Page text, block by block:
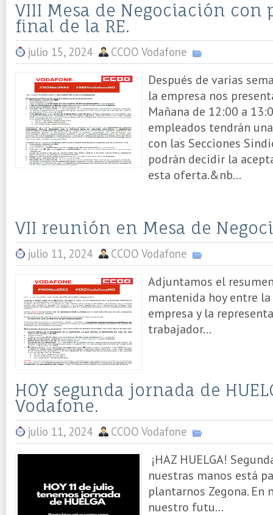
VIII Mesa de Negociación con
final de la RE.
julio 15, 2024 CCOO Vodafone
Después de varias
la empresa nos
Mañana de 12:00 a
empleados tendrán
con las Secciones
podrán decidir la
esta oferta.&nb...
VII reunión en Mesa de
julio 11, 2024 CCOO Vodafone
Adjuntamos el
mantenida hoy entre
empresa y la
trabajador...
HOY segunda jornada de
Vodafone.
julio 11, 2024 CCOO Vodafone
¡HAZ HUELGA!
nuestras manos está
plantarnos Zegona. En
nuestro futu...